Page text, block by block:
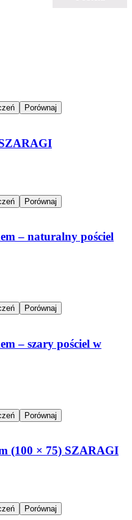
Porównaj
Porównaj
– naturalny pościel
Porównaj
– szary pościel w
Porównaj
(100 × 75) SZARAGI
Porównaj